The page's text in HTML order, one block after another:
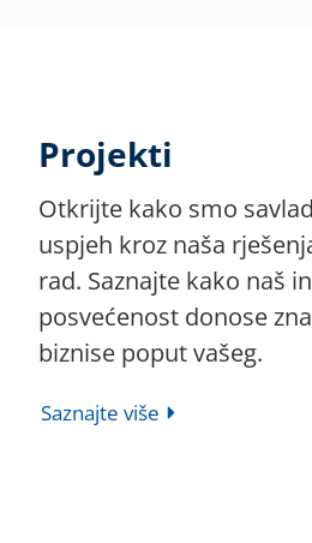
Projekti
Otkrijte kako smo
uspjeh kroz naša
rad. Saznajte kako naš
posvećenost donose
biznise poput vašeg.
Saznajte više